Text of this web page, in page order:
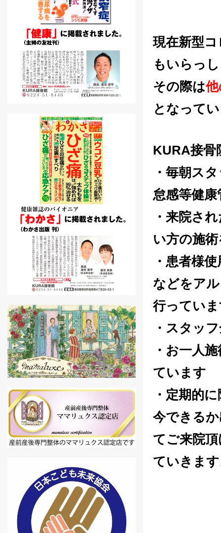
現在新型
もいらっ
その際は
となって
KURA接骨
・毎朝ス
怠感等健
・来院さ
い方の施
・患者様
などをア
行ってい
・スタッ
・お一人
ています
・定期的
今できる
てご来院
ていきま